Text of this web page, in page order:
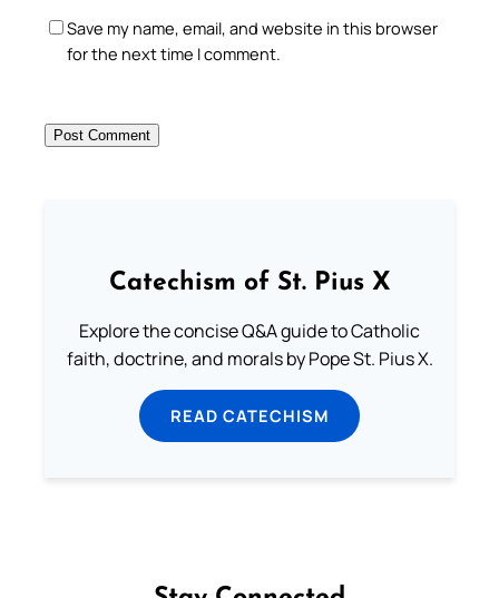
Save my name, email, and website in this browser
for the next time I comment.
Catechism of St. Pius X
Explore the concise Q&A guide to Catholic
faith, doctrine, and morals by Pope St. Pius X.
READ CATECHISM